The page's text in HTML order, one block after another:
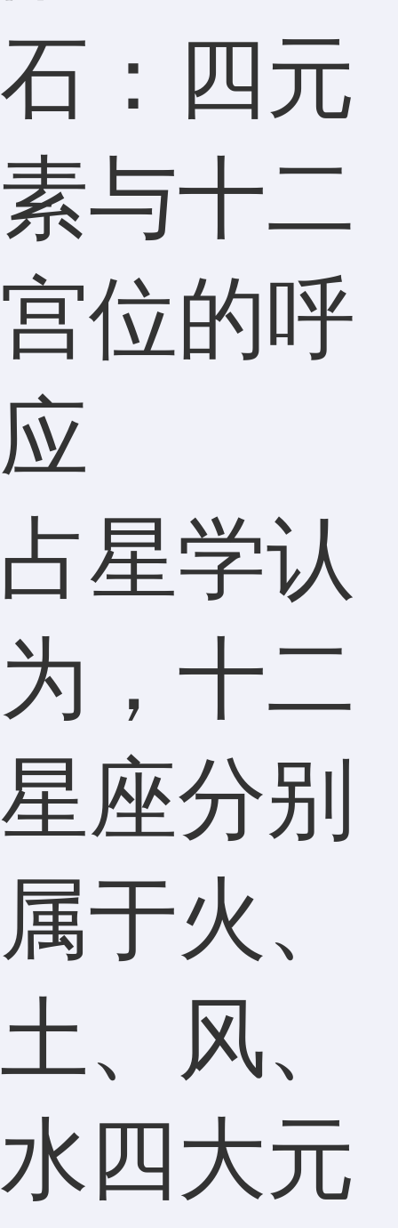
石：四元
素与十二
宫位的呼
应
占星学认
为，十二
星座分别
属于火、
土、风、
水四大元